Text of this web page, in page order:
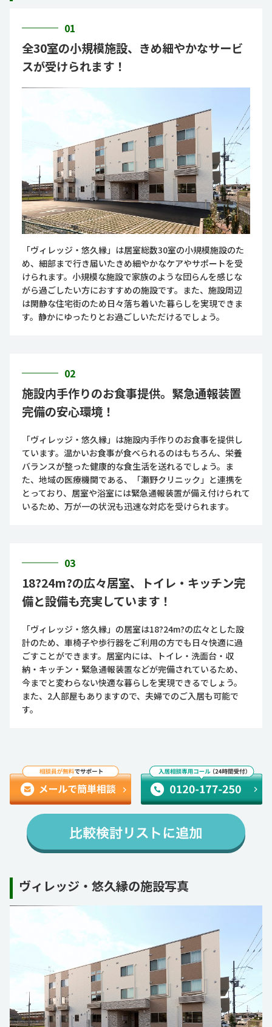
01
全30室の小規模施設、きめ細やかなサービ
スが受けられます！
「ヴィレッジ・悠久縁」は居室総数30室の小規模施設のた
め、細部まで行き届いたきめ細やかなケアやサポートを受
けられます。小規模な施設で家族のような団らんを感じな
がら過ごしたい方におすすめの施設です。また、施設周辺
は閑静な住宅街のため日々落ち着いた暮らしを実現できま
す。静かにゆったりとお過ごしいただけるでしょう。
02
施設内手作りのお食事提供。緊急通報装置
完備の安心環境！
「ヴィレッジ・悠久縁」は施設内手作りのお食事を提供し
ています。温かいお食事が食べられるのはもちろん、栄養
バランスが整った健康的な食生活を送れるでしょう。ま
た、地域の医療機関である、「瀬野クリニック」と連携を
とっており、居室や浴室には緊急通報装置が備え付けられて
いるため、万が一の状況も迅速な対応を受けられます。
03
18?24m?の広々居室、トイレ・キッチン完
備と設備も充実しています！
「ヴィレッジ・悠久縁」の居室は18?24m?の広々とした設
計のため、車椅子や歩行器をご利用の方でも日々快適に過
ごすことができます。居室内には、トイレ・洗面台・収
納・キッチン・緊急通報装置などが完備されているため、
今までと変わらない快適な暮らしを実現できるでしょう。
また、2人部屋もありますので、夫婦でのご入居も可能で
す。
ヴィレッジ・悠久縁の施設写真